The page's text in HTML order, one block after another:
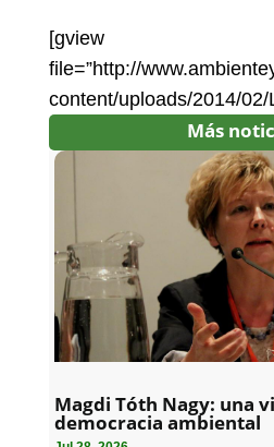
[gview
file=”http://
content/uploads/2014/
Más
Magdi Tóth Nagy: una
democracia ambiental